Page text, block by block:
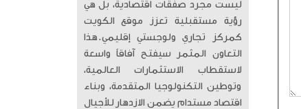
ليست مجرد صفقات اقتصادية، بل هي
رؤية مستقبلية تعزز موقع الكويت
كمركز تجاري ولوجستي إقليمي. ​هذا
التعاون المثمر سيفتح آفاقاً واسعة
لاستقطاب الاستثمارات العالمية،
وتوطين التكنولوجيا المتقدمة، وبناء
اقتصاد مستدام يضمن الازدهار للأجيال